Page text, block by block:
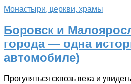
Монастыри, церкви, храмы
Боровск и
города — одна
автомобиле)
Прогуляться сквозь века и